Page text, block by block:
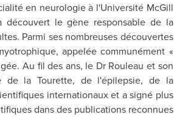
en neurologie à l'Université McGill
le gène responsable de la
Parmi ses nombreuses découvertes
appelée communément «
Au fil des ans, le Dr Rouleau et son
de la Tourette, de l'épilepsie, de la
internationaux et a signé plus
dans des publications reconnues